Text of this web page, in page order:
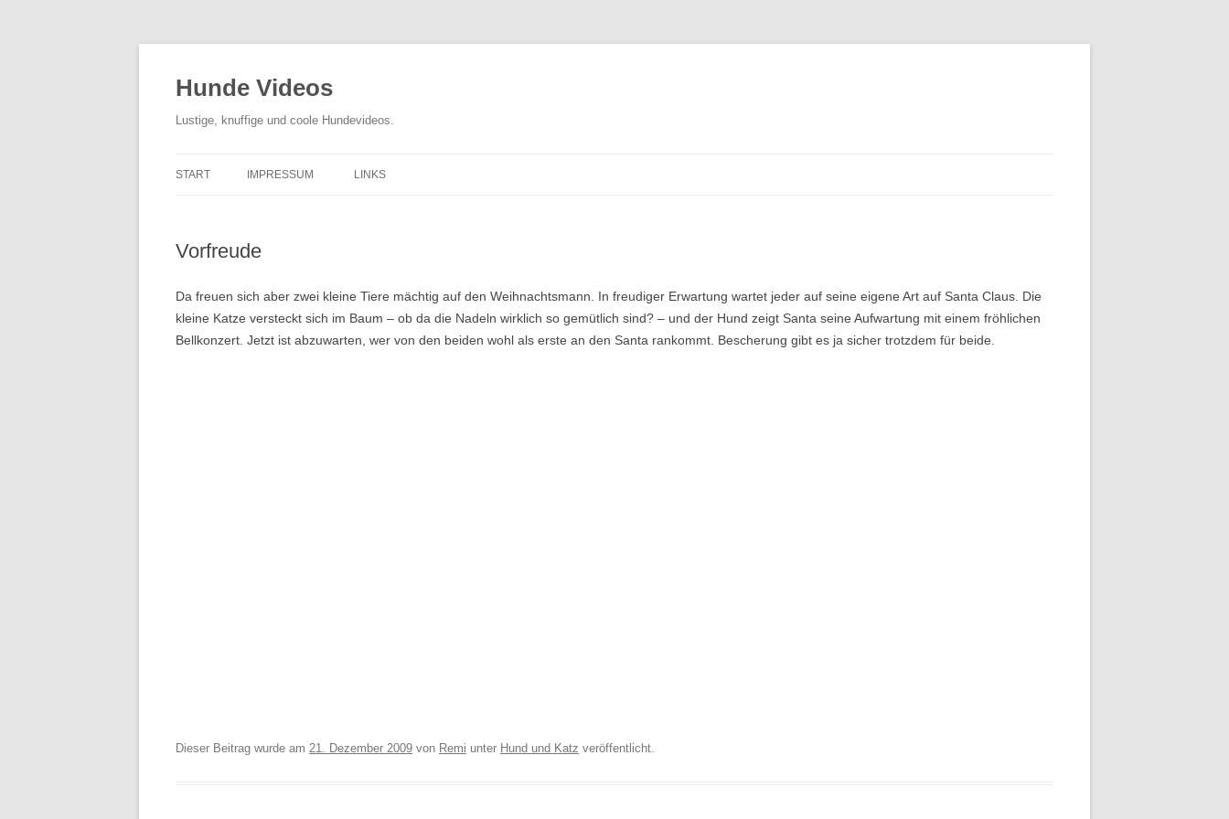
Hunde Videos
Lustige, knuffige und coole Hundevideos.
START IMPRESSUM LINKS
Vorfreude
Da freuen sich aber zwei kleine Tiere mächtig auf den Weihnachtsmann. In freudiger Erwartung wartet jeder auf seine eigene Art auf Santa Claus. Die
kleine Katze versteckt sich im Baum – ob da die Nadeln wirklich so gemütlich sind? – und der Hund zeigt Santa seine Aufwartung mit einem fröhlichen
Bellkonzert. Jetzt ist abzuwarten, wer von den beiden wohl als erste an den Santa rankommt. Bescherung gibt es ja sicher trotzdem für beide.
Dieser Beitrag wurde am 21. Dezember 2009 von Remi unter Hund und Katz veröffentlicht.